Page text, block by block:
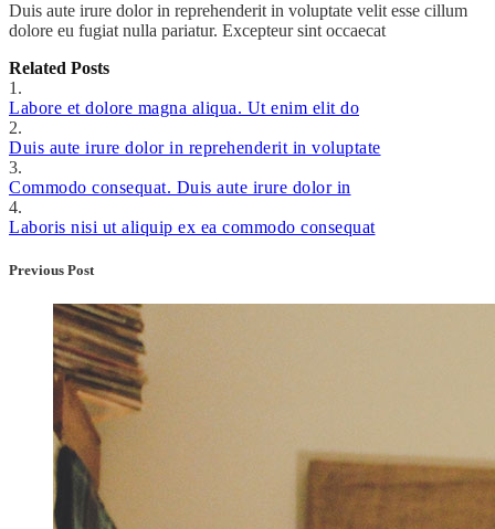
Duis aute irure dolor in reprehenderit in voluptate velit esse cillum
dolore eu fugiat nulla pariatur. Excepteur sint occaecat
Related Posts
1.
Labore et dolore magna aliqua. Ut enim elit do
2.
Duis aute irure dolor in reprehenderit in voluptate
3.
Commodo consequat. Duis aute irure dolor in
4.
Laboris nisi ut aliquip ex ea commodo consequat
Previous Post